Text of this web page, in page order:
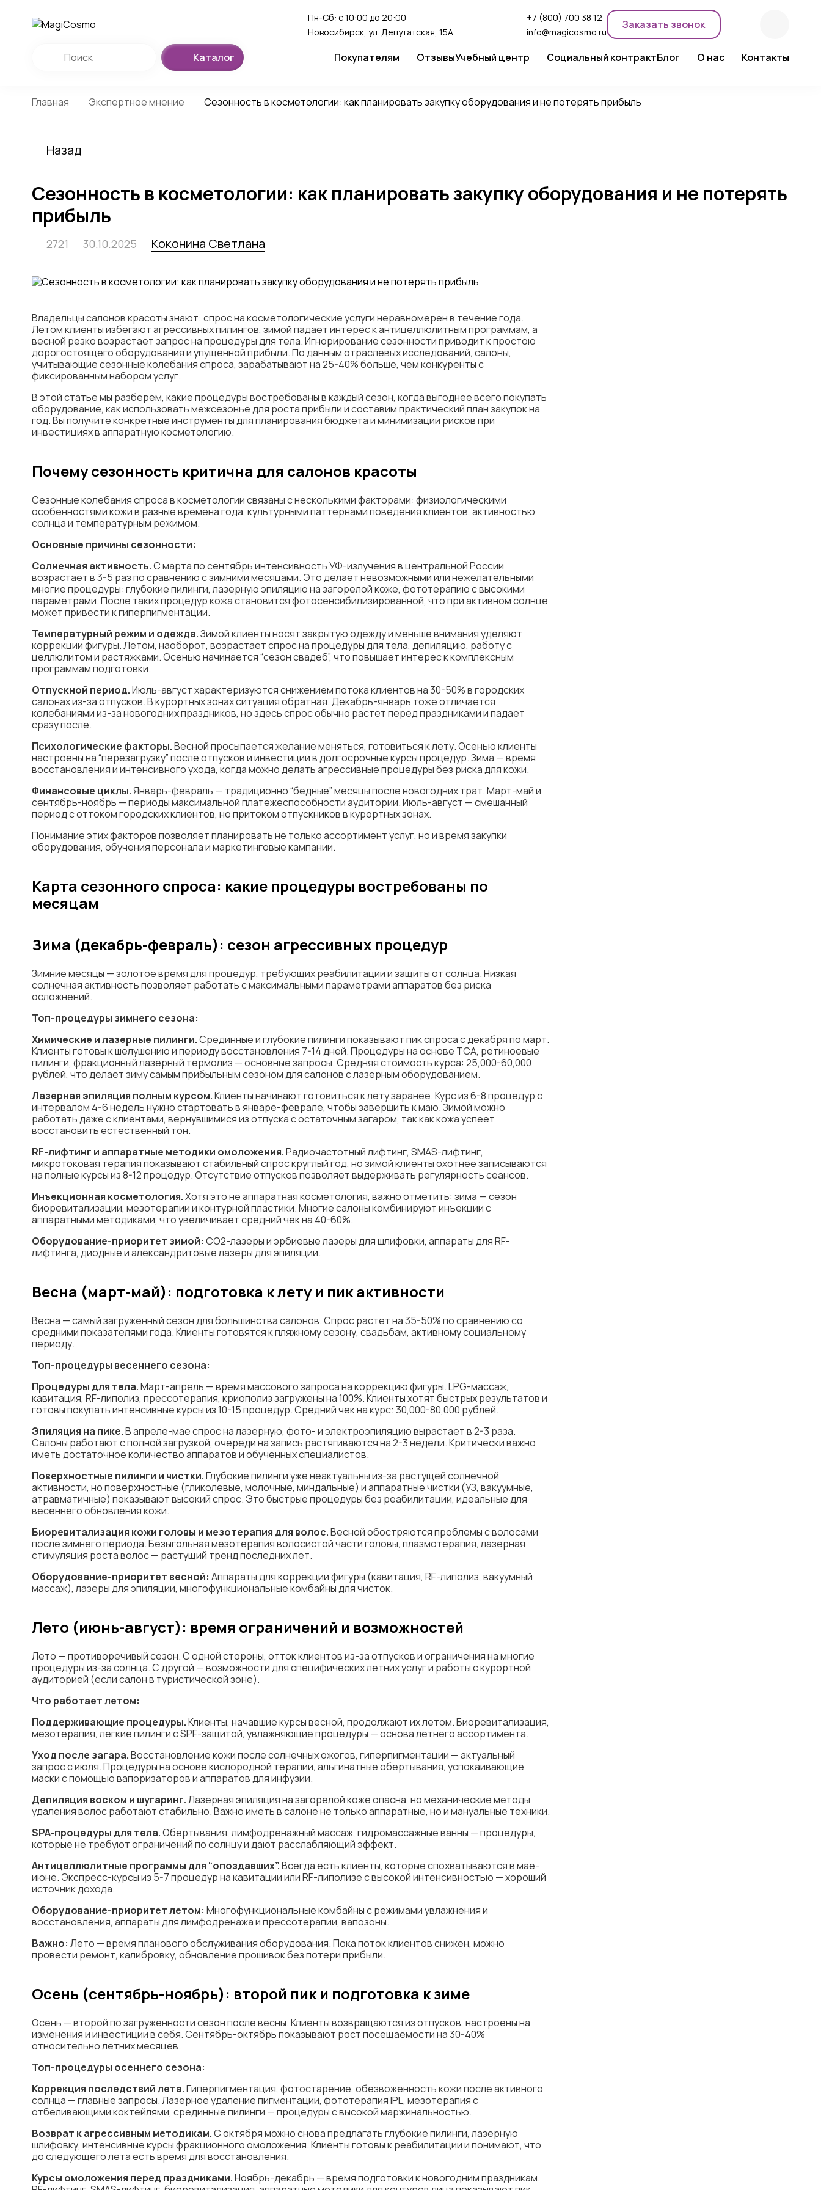
Пн-Сб: с 10:00 до 20:00
Новосибирск, ул. Депутатская, 15А
+7 (800) 700 38 12
info@magicosmo.ru
Заказать звонок
Каталог Покупателям
Доставка и оплата
ОтзывыУчебный центр Социальный контрактБлог О нас Контакты
Главная Экспертное мнение Сезонность в косметологии: как планировать закупку оборудования и не потерять прибыль
Назад
Сезонность в косметологии: как планировать закупку оборудования и не потерять
прибыль
2721 30.10.2025 Коконина Светлана
Владельцы салонов красоты знают: спрос на косметологические услуги неравномерен в течение года.
Летом клиенты избегают агрессивных пилингов, зимой падает интерес к антицеллюлитным программам, а
весной резко возрастает запрос на процедуры для тела. Игнорирование сезонности приводит к простою
дорогостоящего оборудования и упущенной прибыли. По данным отраслевых исследований, салоны,
учитывающие сезонные колебания спроса, зарабатывают на 25-40% больше, чем конкуренты с
фиксированным набором услуг.
В этой статье мы разберем, какие процедуры востребованы в каждый сезон, когда выгоднее всего покупать
оборудование, как использовать межсезонье для роста прибыли и составим практический план закупок на
год. Вы получите конкретные инструменты для планирования бюджета и минимизации рисков при
инвестициях в аппаратную косметологию.
Почему сезонность критична для салонов красоты
Сезонные колебания спроса в косметологии связаны с несколькими факторами: физиологическими
особенностями кожи в разные времена года, культурными паттернами поведения клиентов, активностью
солнца и температурным режимом.
Основные причины сезонности:
Солнечная активность.С марта по сентябрь интенсивность УФ-излучения в центральной России
возрастает в 3-5 раз по сравнению с зимними месяцами. Это делает невозможными или нежелательными
многие процедуры: глубокие пилинги, лазерную эпиляцию на загорелой коже, фототерапию с высокими
параметрами. После таких процедур кожа становится фотосенсибилизированной, что при активном солнце
может привести к гиперпигментации.
Температурный режим и одежда.Зимой клиенты носят закрытую одежду и меньше внимания уделяют
коррекции фигуры. Летом, наоборот, возрастает спрос на процедуры для тела, депиляцию, работу с
целлюлитом и растяжками. Осенью начинается “сезон свадеб”, что повышает интерес к комплексным
программам подготовки.
Отпускной период.Июль-август характеризуются снижением потока клиентов на 30-50% в городских
салонах из-за отпусков. В курортных зонах ситуация обратная. Декабрь-январь тоже отличается
колебаниями из-за новогодних праздников, но здесь спрос обычно растет перед праздниками и падает
сразу после.
Психологические факторы.Весной просыпается желание меняться, готовиться к лету. Осенью клиенты
настроены на “перезагрузку” после отпусков и инвестиции в долгосрочные курсы процедур. Зима — время
восстановления и интенсивного ухода, когда можно делать агрессивные процедуры без риска для кожи.
Финансовые циклы.Январь-февраль — традиционно “бедные” месяцы после новогодних трат. Март-май и
сентябрь-ноябрь — периоды максимальной платежеспособности аудитории. Июль-август — смешанный
период с оттоком городских клиентов, но притоком отпускников в курортных зонах.
Понимание этих факторов позволяет планировать не только ассортимент услуг, но и время закупки
оборудования, обучения персонала и маркетинговые кампании.
Карта сезонного спроса: какие процедуры востребованы по
месяцам
Зима (декабрь-февраль): сезон агрессивных процедур
Зимние месяцы — золотое время для процедур, требующих реабилитации и защиты от солнца. Низкая
солнечная активность позволяет работать с максимальными параметрами аппаратов без риска
осложнений.
Топ-процедуры зимнего сезона:
Химические и лазерные пилинги.Срединные и глубокие пилинги показывают пик спроса с декабря по март.
Клиенты готовы к шелушению и периоду восстановления 7-14 дней. Процедуры на основе ТСА, ретиноевые
пилинги, фракционный лазерный термолиз — основные запросы. Средняя стоимость курса: 25,000-60,000
рублей, что делает зиму самым прибыльным сезоном для салонов с лазерным оборудованием.
Лазерная эпиляция полным курсом.Клиенты начинают готовиться к лету заранее. Курс из 6-8 процедур с
интервалом 4-6 недель нужно стартовать в январе-феврале, чтобы завершить к маю. Зимой можно
работать даже с клиентами, вернувшимися из отпуска с остаточным загаром, так как кожа успеет
восстановить естественный тон.
RF-лифтинг и аппаратные методики омоложения.Радиочастотный лифтинг, SMAS-лифтинг,
микротоковая терапия показывают стабильный спрос круглый год, но зимой клиенты охотнее записываются
на полные курсы из 8-12 процедур. Отсутствие отпусков позволяет выдерживать регулярность сеансов.
Инъекционная косметология.Хотя это не аппаратная косметология, важно отметить: зима — сезон
биоревитализации, мезотерапии и контурной пластики. Многие салоны комбинируют инъекции с
аппаратными методиками, что увеличивает средний чек на 40-60%.
Оборудование-приоритет зимой: СО2-лазеры и эрбиевые лазеры для шлифовки, аппараты для RF-
лифтинга, диодные и александритовые лазеры для эпиляции.
Весна (март-май): подготовка к лету и пик активности
Весна — самый загруженный сезон для большинства салонов. Спрос растет на 35-50% по сравнению со
средними показателями года. Клиенты готовятся к пляжному сезону, свадьбам, активному социальному
периоду.
Топ-процедуры весеннего сезона:
Процедуры для тела.Март-апрель — время массового запроса на коррекцию фигуры. LPG-массаж,
кавитация, RF-липолиз, прессотерапия, криополиз загружены на 100%. Клиенты хотят быстрых результатов и
готовы покупать интенсивные курсы из 10-15 процедур. Средний чек на курс: 30,000-80,000 рублей.
Эпиляция на пике.В апреле-мае спрос на лазерную, фото- и электроэпиляцию вырастает в 2-3 раза.
Салоны работают с полной загрузкой, очереди на запись растягиваются на 2-3 недели. Критически важно
иметь достаточное количество аппаратов и обученных специалистов.
Поверхностные пилинги и чистки.Глубокие пилинги уже неактуальны из-за растущей солнечной
активности, но поверхностные (гликолевые, молочные, миндальные) и аппаратные чистки (УЗ, вакуумные,
атравматичные) показывают высокий спрос. Это быстрые процедуры без реабилитации, идеальные для
весеннего обновления кожи.
Биоревитализация кожи головы и мезотерапия для волос.Весной обостряются проблемы с волосами
после зимнего периода. Безыгольная мезотерапия волосистой части головы, плазмотерапия, лазерная
стимуляция роста волос — растущий тренд последних лет.
Оборудование-приоритет весной: Аппараты для коррекции фигуры (кавитация, RF-липолиз, вакуумный
массаж), лазеры для эпиляции, многофункциональные комбайны для чисток.
Лето (июнь-август): время ограничений и возможностей
Лето — противоречивый сезон. С одной стороны, отток клиентов из-за отпусков и ограничения на многие
процедуры из-за солнца. С другой — возможности для специфических летних услуг и работы с курортной
аудиторией (если салон в туристической зоне).
Что работает летом:
Поддерживающие процедуры.Клиенты, начавшие курсы весной, продолжают их летом. Биоревитализация,
мезотерапия, легкие пилинги с SPF-защитой, увлажняющие процедуры — основа летнего ассортимента.
Уход после загара.Восстановление кожи после солнечных ожогов, гиперпигментации — актуальный
запрос с июля. Процедуры на основе кислородной терапии, альгинатные обертывания, успокаивающие
маски с помощью вапоризаторов и аппаратов для инфузии.
Депиляция воском и шугаринг.Лазерная эпиляция на загорелой коже опасна, но механические методы
удаления волос работают стабильно. Важно иметь в салоне не только аппаратные, но и мануальные техники.
SPA-процедуры для тела.Обертывания, лимфодренажный массаж, гидромассажные ванны — процедуры,
которые не требуют ограничений по солнцу и дают расслабляющий эффект.
Антицеллюлитные программы для “опоздавших”.Всегда есть клиенты, которые спохватываются в мае-
июне. Экспресс-курсы из 5-7 процедур на кавитации или RF-липолизе с высокой интенсивностью — хороший
источник дохода.
Оборудование-приоритет летом: Многофункциональные комбайны с режимами увлажнения и
восстановления, аппараты для лимфодренажа и прессотерапии, вапозоны.
Важно: Лето — время планового обслуживания оборудования. Пока поток клиентов снижен, можно
провести ремонт, калибровку, обновление прошивок без потери прибыли.
Осень (сентябрь-ноябрь): второй пик и подготовка к зиме
Осень — второй по загруженности сезон после весны. Клиенты возвращаются из отпусков, настроены на
изменения и инвестиции в себя. Сентябрь-октябрь показывают рост посещаемости на 30-40%
относительно летних месяцев.
Топ-процедуры осеннего сезона:
Коррекция последствий лета.Гиперпигментация, фотостарение, обезвоженность кожи после активного
солнца — главные запросы. Лазерное удаление пигментации, фототерапия IPL, мезотерапия с
отбеливающими коктейлями, срединные пилинги — процедуры с высокой маржинальностью.
Возврат к агрессивным методикам.С октября можно снова предлагать глубокие пилинги, лазерную
шлифовку, интенсивные курсы фракционного омоложения. Клиенты готовы к реабилитации и понимают, что
до следующего лета есть время для восстановления.
Курсы омоложения перед праздниками.Ноябрь-декабрь — время подготовки к новогодним праздникам.